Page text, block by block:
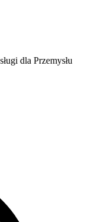
dla Przemysłu